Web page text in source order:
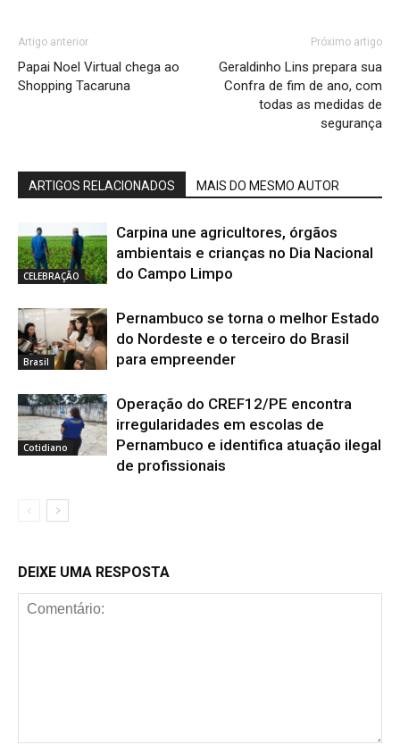
Artigo anterior
Papai Noel Virtual chega ao
Shopping Tacaruna
Próximo artigo
Geraldinho Lins prepara sua
Confra de fim de ano, com
todas as medidas de
segurança
ARTIGOS RELACIONADOS MAIS DO MESMO AUTOR
CELEBRAÇÃO
Carpina une agricultores, órgãos
ambientais e crianças no Dia Nacional
do Campo Limpo
Brasil
Pernambuco se torna o melhor Estado
do Nordeste e o terceiro do Brasil
para empreender
Cotidiano
Operação do CREF12/PE encontra
irregularidades em escolas de
Pernambuco e identifica atuação ilegal
de profissionais
DEIXE UMA RESPOSTA